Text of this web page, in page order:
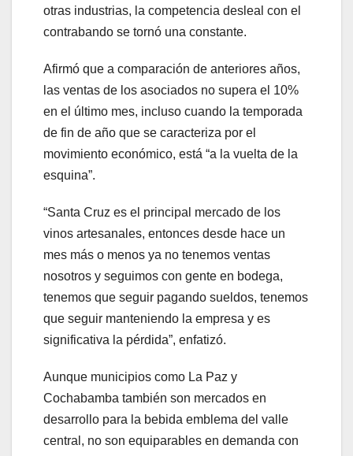
otras industrias, la competencia desleal con el
contrabando se tornó una constante.
Afirmó que a comparación de anteriores años,
las ventas de los asociados no supera el 10%
en el último mes, incluso cuando la temporada
de fin de año que se caracteriza por el
movimiento económico, está “a la vuelta de la
esquina”.
“Santa Cruz es el principal mercado de los
vinos artesanales, entonces desde hace un
mes más o menos ya no tenemos ventas
nosotros y seguimos con gente en bodega,
tenemos que seguir pagando sueldos, tenemos
que seguir manteniendo la empresa y es
significativa la pérdida”, enfatizó.
Aunque municipios como La Paz y
Cochabamba también son mercados en
desarrollo para la bebida emblema del valle
central, no son equiparables en demanda con